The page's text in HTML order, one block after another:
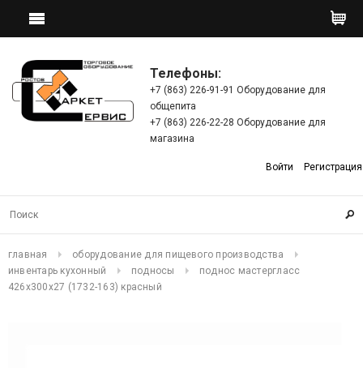
Телефоны:
+7 (863) 226-91-91 Оборудование для
общепита
+7 (863) 226-22-28 Оборудование для
магазина
Войти Регистрация
главная
оборудование для пищевого производства
инвентарь кухонный
подносы
поднос мастергласс
426х300х27 (1732-163) красный